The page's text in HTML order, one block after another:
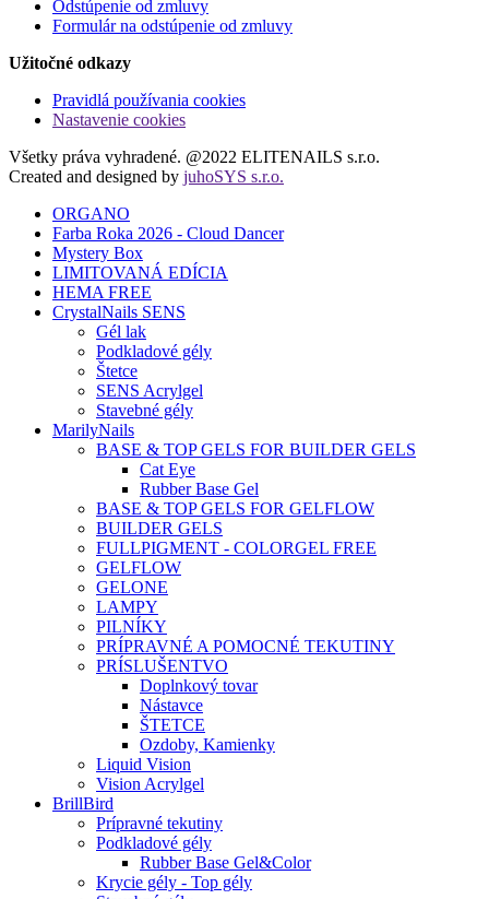
Odstúpenie od zmluvy
Formulár na odstúpenie od zmluvy
Užitočné odkazy
Pravidlá používania cookies
Nastavenie cookies
Všetky práva vyhradené. @2022 ELITENAILS s.r.o.
Created and designed by juhoSYS s.r.o.
ORGANO
Farba Roka 2026 - Cloud Dancer
Mystery Box
LIMITOVANÁ EDÍCIA
HEMA FREE
CrystalNails SENS
Gél lak
Podkladové gély
Štetce
SENS Acrylgel
Stavebné gély
MarilyNails
BASE & TOP GELS FOR BUILDER GELS
Cat Eye
Rubber Base Gel
BASE & TOP GELS FOR GELFLOW
BUILDER GELS
FULLPIGMENT - COLORGEL FREE
GELFLOW
GELONE
LAMPY
PILNÍKY
PRÍPRAVNÉ A POMOCNÉ TEKUTINY
PRÍSLUŠENTVO
Doplnkový tovar
Nástavce
ŠTETCE
Ozdoby, Kamienky
Liquid Vision
Vision Acrylgel
BrillBird
Prípravné tekutiny
Podkladové gély
Rubber Base Gel&Color
Krycie gély - Top gély